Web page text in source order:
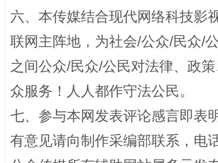
这是一记警钟！ 谢
六、本传媒结合现代网络科技影
联网主阵地，为社会/公众/民众/
之间公众/民众/公民对法律、政
众服务！人人都作守法公民。
七、参与本网发表评论感言即表
有意见请向制作采编部联系，电